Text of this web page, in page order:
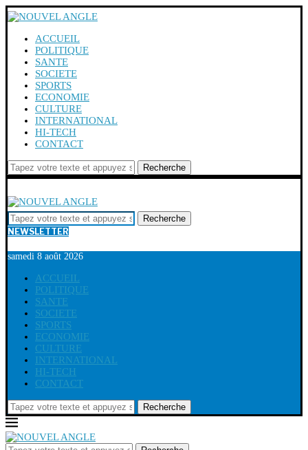
ACCUEIL
POLITIQUE
SANTE
SOCIETE
SPORTS
ECONOMIE
CULTURE
INTERNATIONAL
HI-TECH
CONTACT
Recherche
Recherche
NEWSLETTER
samedi 8 août 2026
ACCUEIL
POLITIQUE
SANTE
SOCIETE
SPORTS
ECONOMIE
CULTURE
INTERNATIONAL
HI-TECH
CONTACT
Recherche